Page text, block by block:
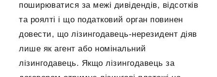
поширюватися за межі дивідендів, відсотків
та роялті і що податковий орган повинен
довести, що лізингодавець-нерезидент діяв
лише як агент або номінальний
лізингодавець. Якщо лізингодавець за